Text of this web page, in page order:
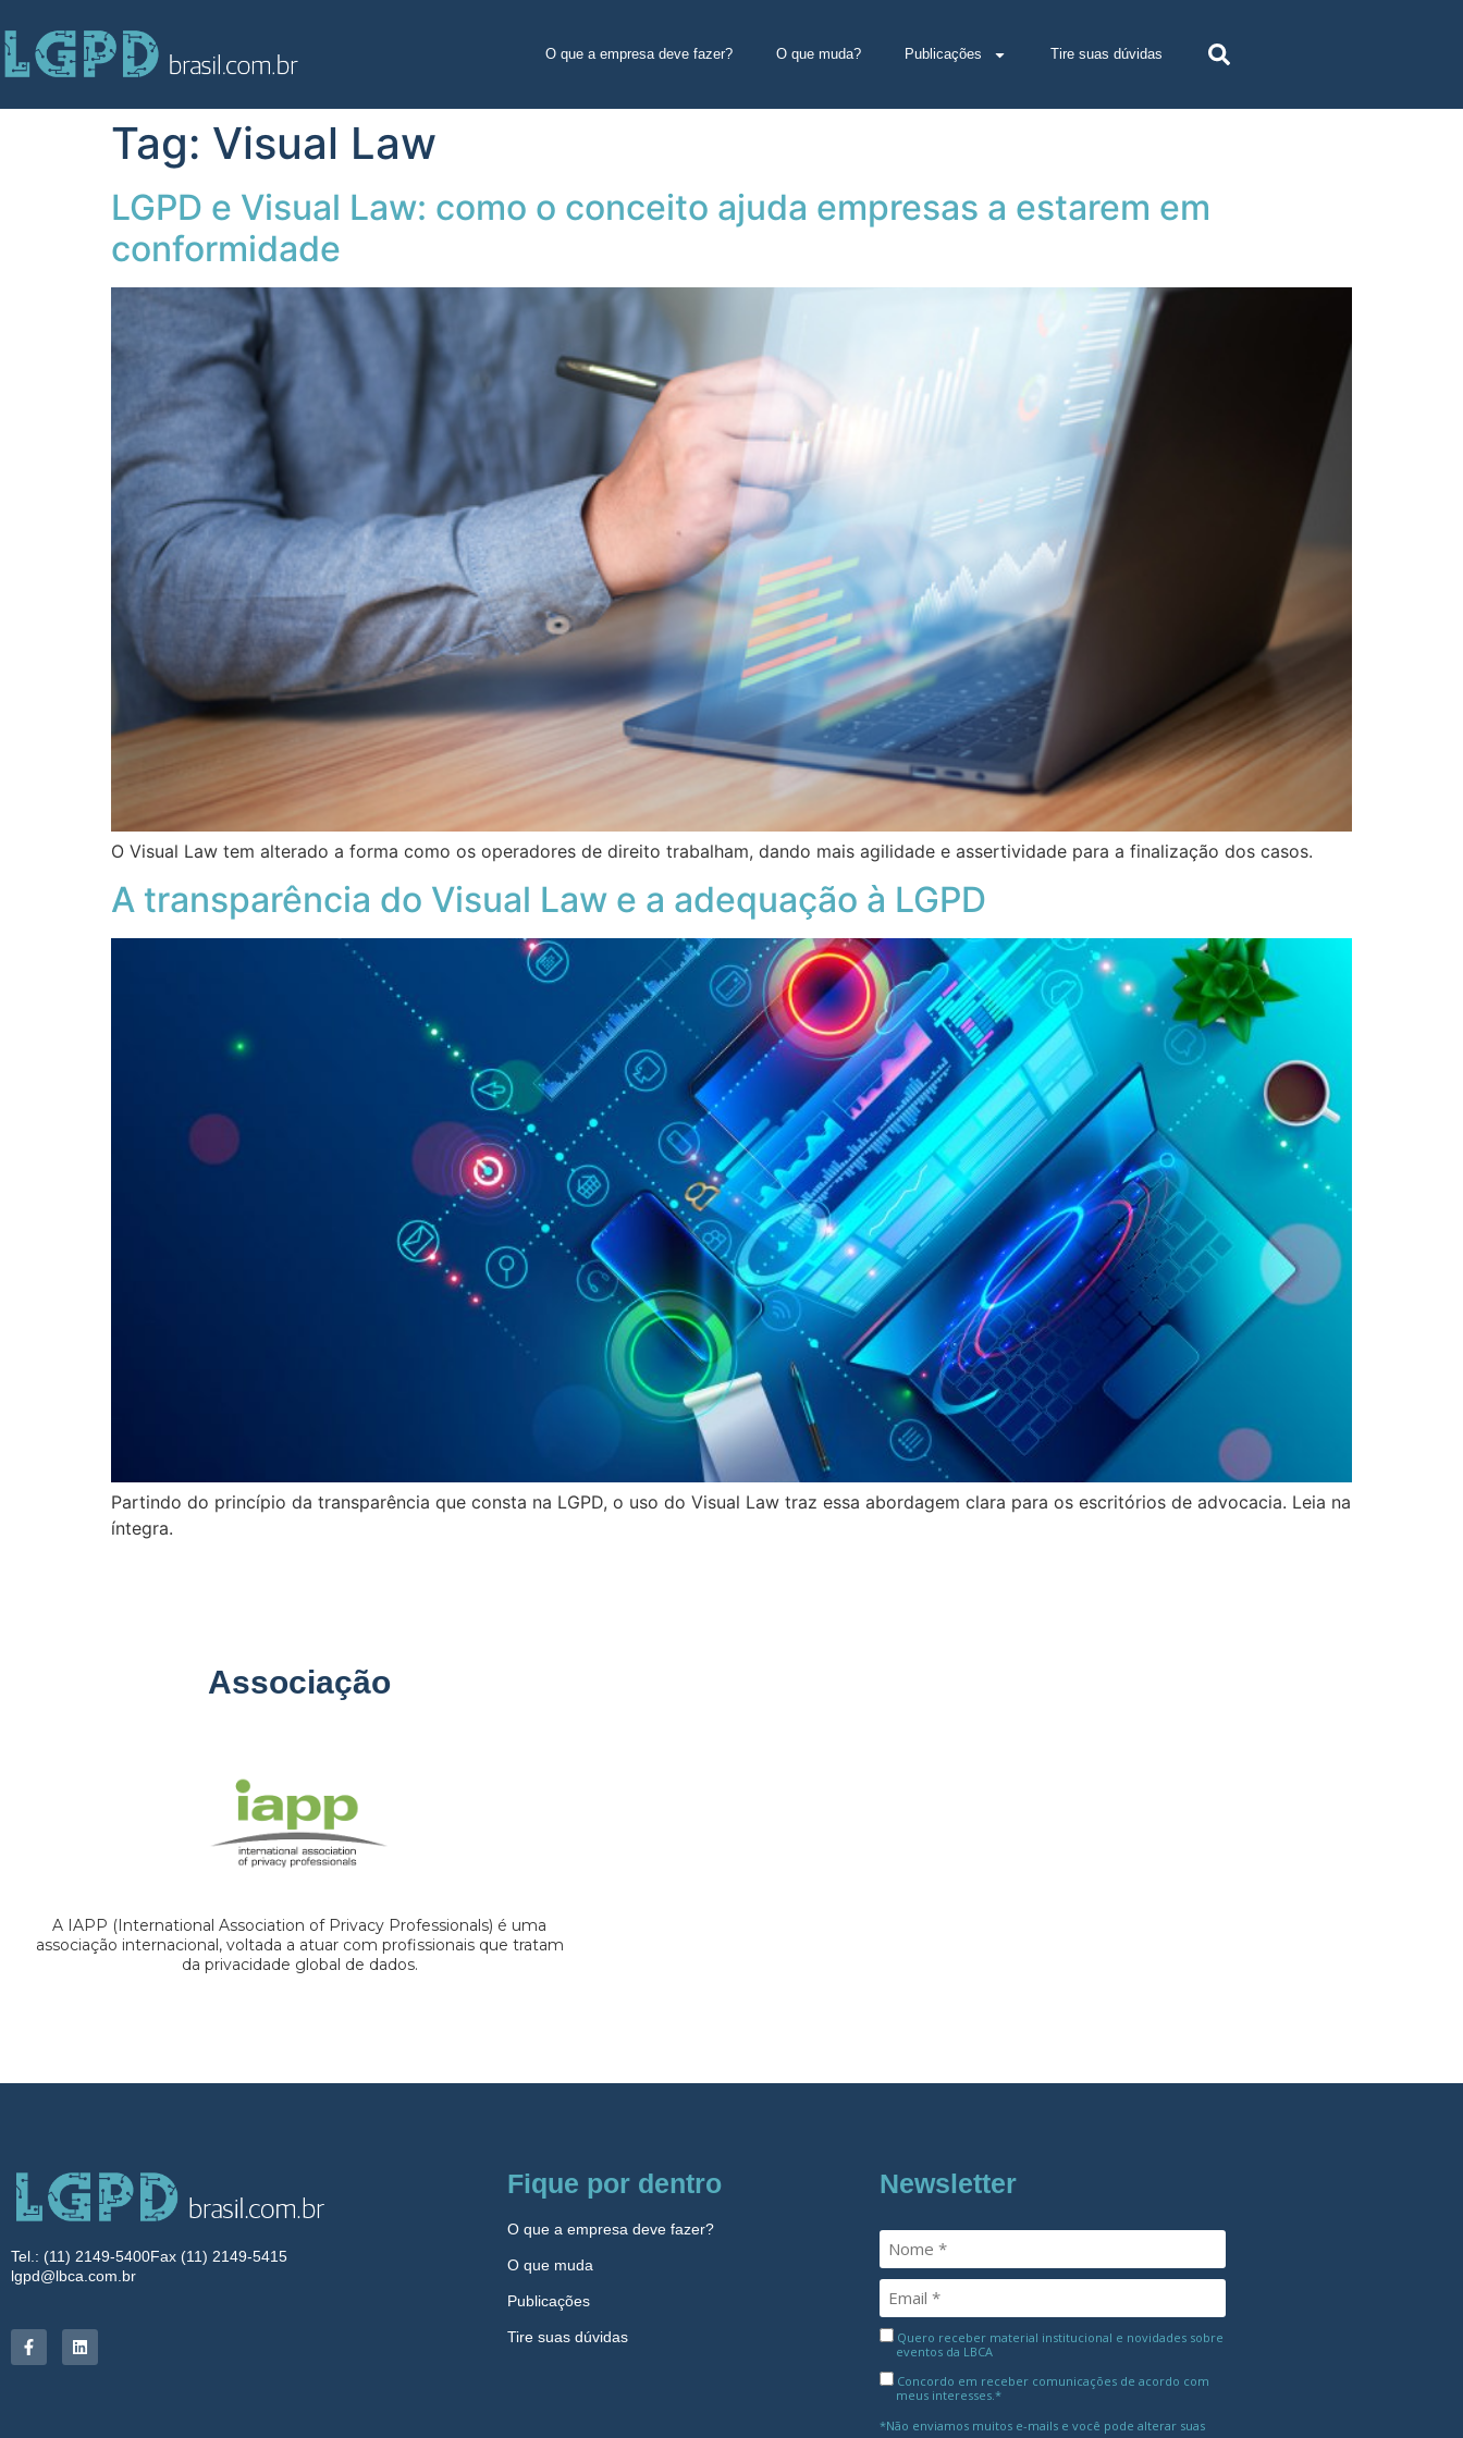
O que a empresa deve fazer? O que muda? Publicações Tire suas dúvidas
Tag: Visual Law
LGPD e Visual Law: como o conceito ajuda empresas a estarem em
conformidade
O Visual Law tem alterado a forma como os operadores de direito trabalham, dando mais agilidade e assertividade para a finalização dos casos.
A transparência do Visual Law e a adequação à LGPD
Partindo do princípio da transparência que consta na LGPD, o uso do Visual Law traz essa abordagem clara para os escritórios de advocacia. Leia na
íntegra.
Associação
A IAPP (International Association of Privacy Professionals) é uma
associação internacional, voltada a atuar com profissionais que tratam
da privacidade global de dados.
Tel.: (11) 2149-5400Fax (11) 2149-5415
lgpd@lbca.com.br
Fique por dentro
O que a empresa deve fazer?
O que muda
Publicações
Tire suas dúvidas
Newsletter
Quero receber material institucional e novidades sobre
eventos da LBCA
Concordo em receber comunicações de acordo com
meus interesses.*
*Não enviamos muitos e-mails e você pode alterar suas